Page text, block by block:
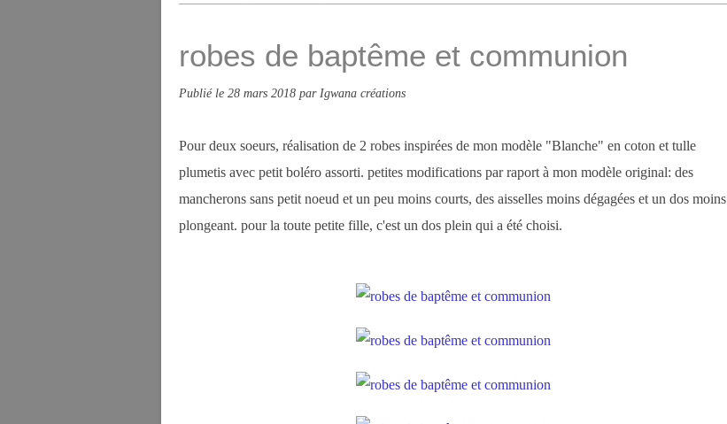
robes de baptême et communion
Publié le 28 mars 2018 par Igwana créations
Pour deux soeurs, réalisation de 2 robes inspirées de mon modèle "Blanche" en coton et tulle
plumetis avec petit boléro assorti. petites modifications par raport à mon modèle original: des
mancherons sans petit noeud et un peu moins courts, des aisselles moins dégagées et un dos moins
plongeant. pour la toute petite fille, c'est un dos plein qui a été choisi.